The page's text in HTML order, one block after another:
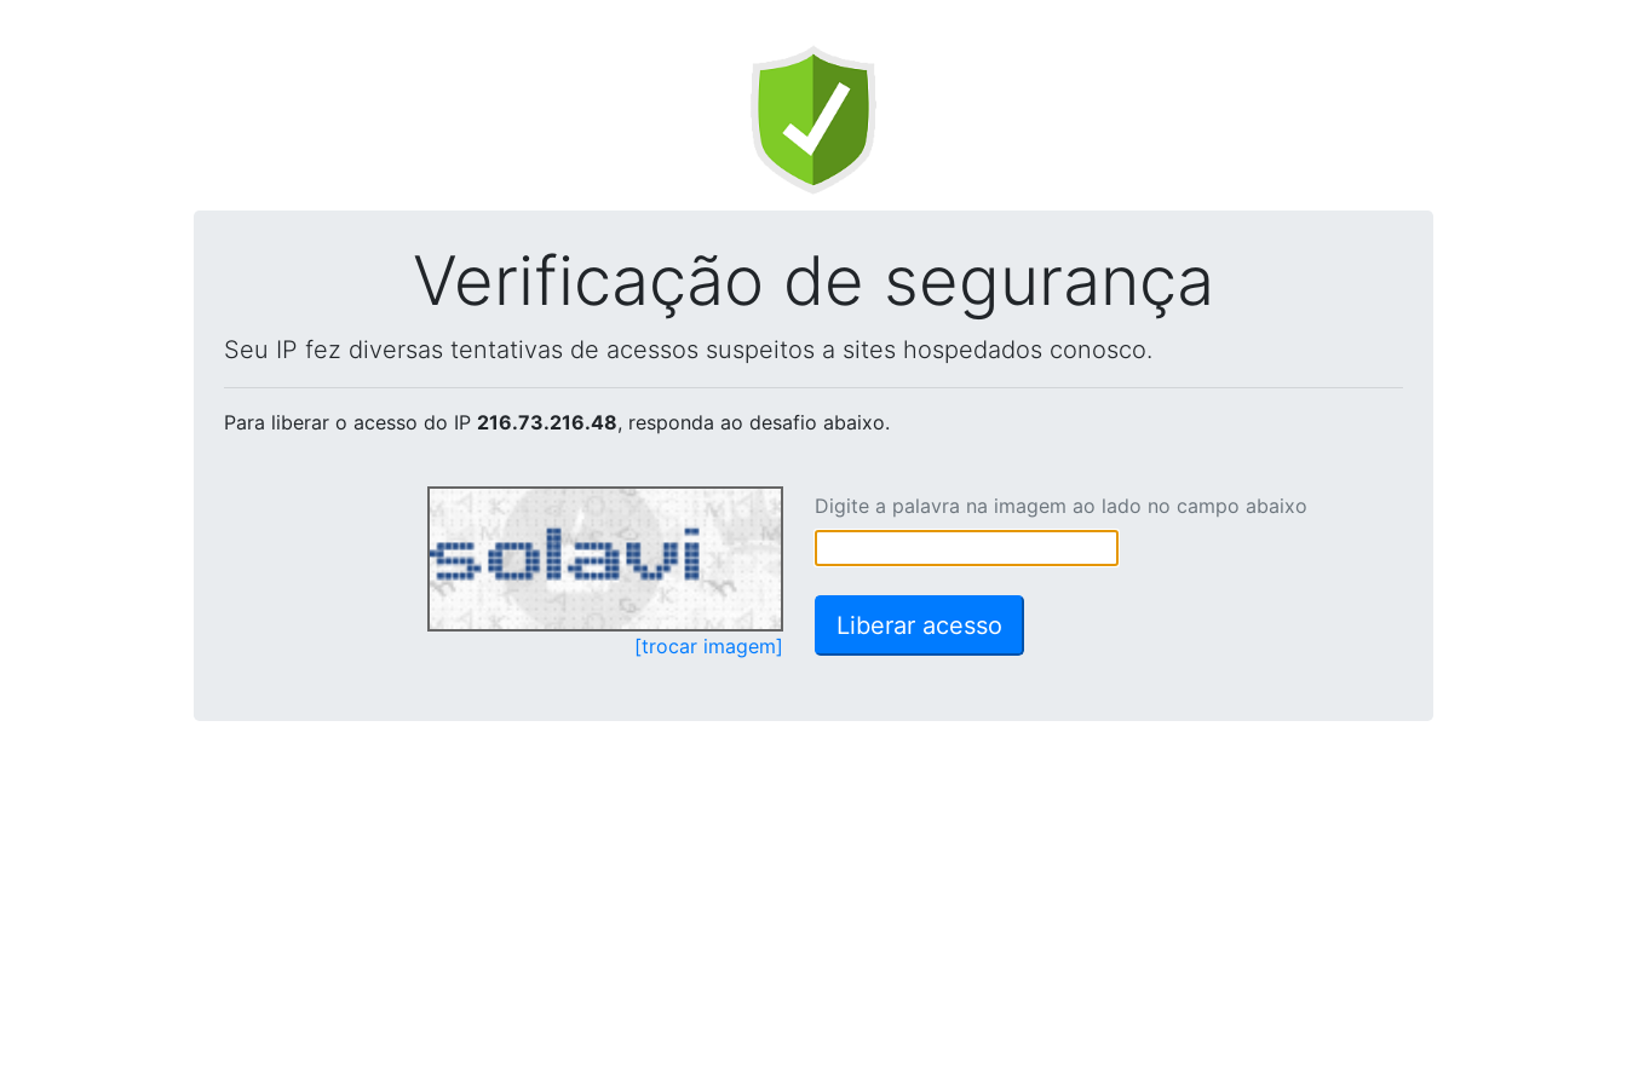
Verificação de segurança
Seu IP fez diversas tentativas de acessos suspeitos a sites hospedados conosco.
Para liberar o acesso do IP 216.73.216.48, responda ao desafio abaixo.
[trocar imagem]
Digite a palavra na imagem ao lado no campo abaixo